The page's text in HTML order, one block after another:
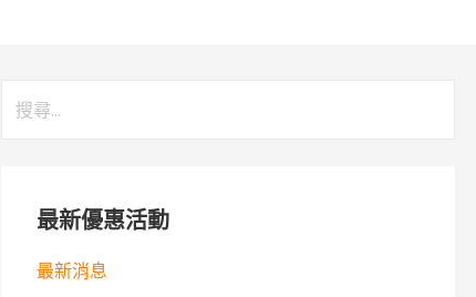
尋
最新優惠活動
最新消息